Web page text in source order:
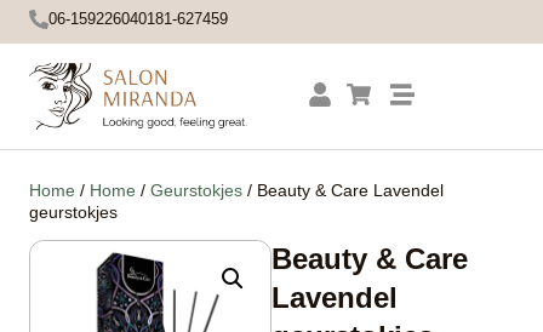
06-159226040181-627459
Home / Home / Geurstokjes / Beauty & Care Lavendel
geurstokjes
Beauty & Care
Lavendel